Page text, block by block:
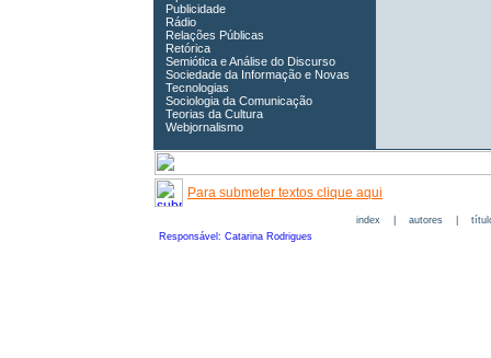
Publicidade
Rádio
Relações Públicas
Retórica
Semiótica e Análise do Discurso
Sociedade da Informação e Novas
Tecnologias
Sociologia da Comunicação
Teorias da Cultura
Webjornalismo
Para submeter textos clique aqui
index| autores|